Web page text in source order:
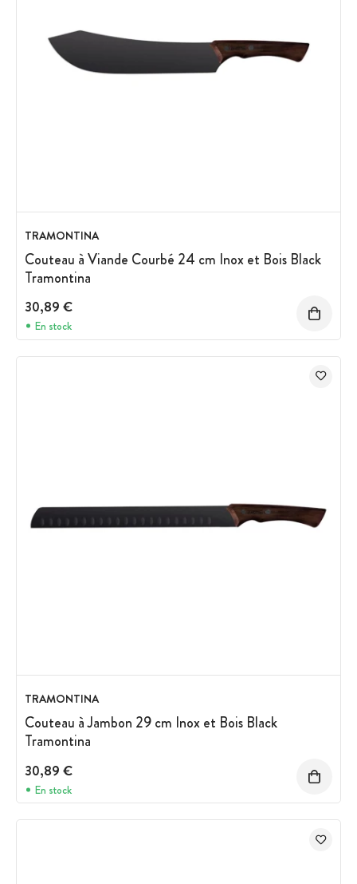
TRAMONTINA
Couteau à Viande Courbé 24 cm Inox et Bois Black
Tramontina
30,89 €
En stock
TRAMONTINA
Couteau à Jambon 29 cm Inox et Bois Black
Tramontina
30,89 €
En stock